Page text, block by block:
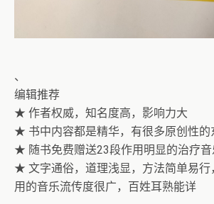
、
编辑推荐
★ 作者权威，知名度高，影响力大
★ 书中内容都是精华，有很多原创性的
★ 随书免费赠送23段作用明显的治疗音
★ 文字通俗，道理浅显，方法简单易行
用的音乐流传度很广，百姓耳熟能详